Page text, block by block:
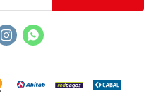
 